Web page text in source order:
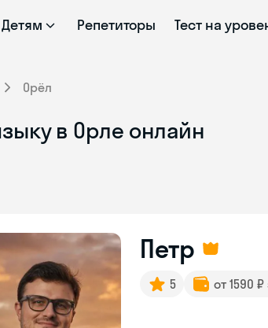
Детям Репетиторы Тест на
Орёл
в Орле онлайн
Петр
5 от 1590